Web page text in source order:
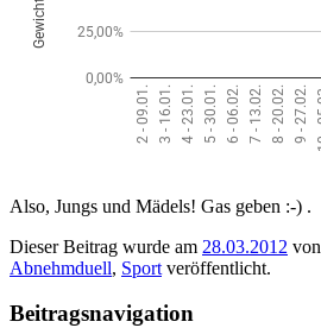
Also, Jungs und Mädels! Gas geben :-) .
Dieser Beitrag wurde am 28.03.2012 von
Abnehmduell, Sport veröffentlicht.
Beitragsnavigation